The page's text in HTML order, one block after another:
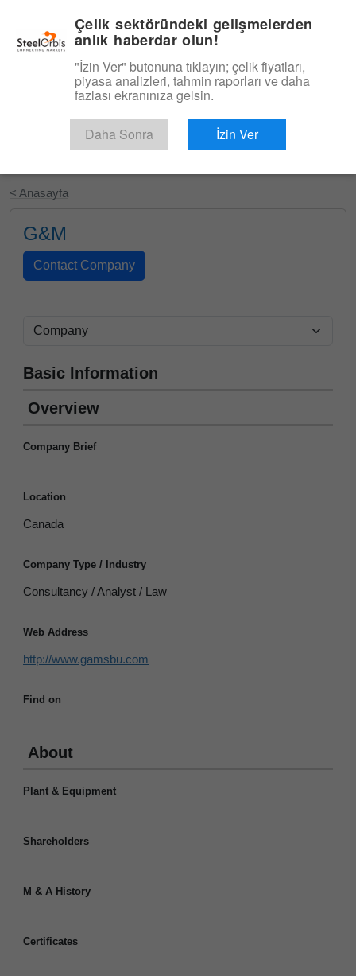
Ücretsiz Deneyin
< Anasayfa
G&M
Basic Information
Overview
Company Brief
Location
Canada
Company Type / Industry
Consultancy / Analyst / Law
Web Address
http://www.gamsbu.com
Find on
About
Plant & Equipment
Shareholders
M & A History
Certificates
Çelik sektöründeki gelişmelerden
anlık haberdar olun!
"İzin Ver" butonuna tıklayın; çelik fiyatları,
piyasa analizleri, tahmin raporları ve daha
fazlası ekranınıza gelsin.
Daha Sonra İzin Ver